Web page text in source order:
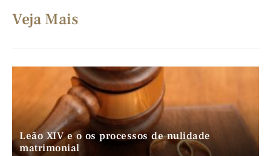
Veja Mais
Leão XIV e o os processos de nulidade
matrimonial